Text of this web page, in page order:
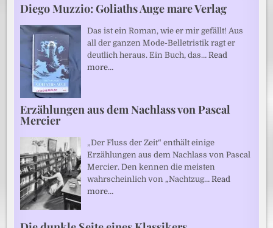
Diego Muzzio: Goliaths Auge mare Verlag
Das ist ein Roman, wie er mir gefällt! Aus
all der ganzen Mode-Belletristik ragt er
deutlich heraus. Ein Buch, das…Read
more…
Erzählungen aus dem Nachlass von Pascal
Mercier
„Der Fluss der Zeit“ enthält einige
Erzählungen aus dem Nachlass von Pascal
Mercier. Den kennen die meisten
wahrscheinlich von „Nachtzug…Read
more…